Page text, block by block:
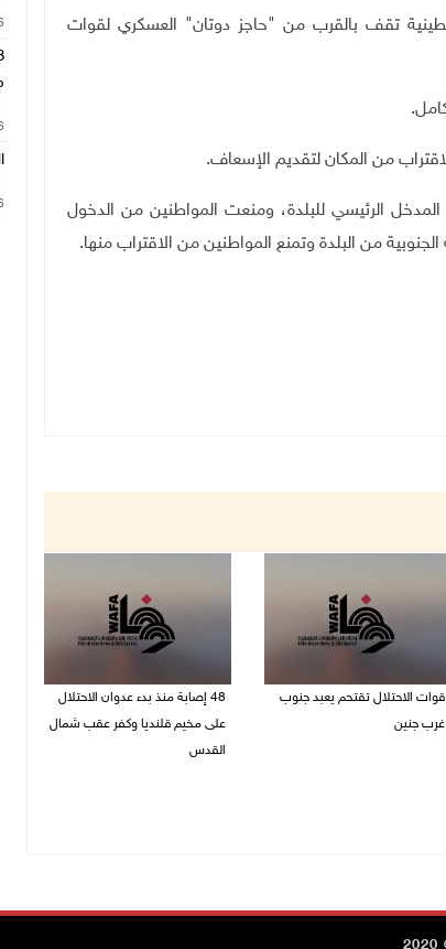
تقف بالقرب من "حاجز دوتان" العسكري لقوات
من المكان لتقديم الإسعاف.
الرئيسي للبلدة، ومنعت المواطنين من الدخول
من البلدة وتمنع المواطنين من الاقتراب منها.
قوات الاحتلال تقتحم يعبد جنوب
غرب جنين
48 إصابة منذ بدء عدوان الاحتلال
على مخيم قلنديا وكفر عقب شمال
القدس